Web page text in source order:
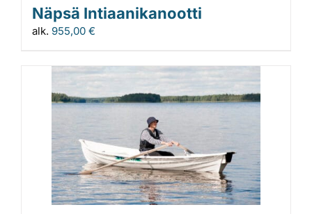
Näpsä Intiaanikanootti
alk. 955,00 €